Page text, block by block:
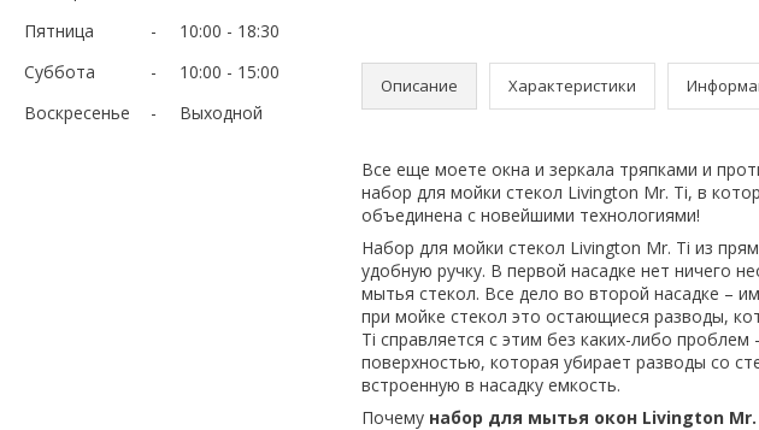
Пятница
10:00
18:30
Суббота
10:00
15:00
Воскресенье
Выходной
Описание Характеристики
Все еще моете окна и зеркала тряпками и
набор для мойки стекол Livington Mr. Ti, в
объединена с новейшими технологиями!
Набор для мойки стекол Livington Mr. Ti из
удобную ручку. В первой насадке нет ничего
мытья стекол. Все дело во второй насадке –
при мойке стекол это остающиеся разводы,
Ti справляется с этим без каких-либо
поверхностью, которая убирает разводы со
встроенную в насадку емкость.
Почему набор для мытья окон Livington